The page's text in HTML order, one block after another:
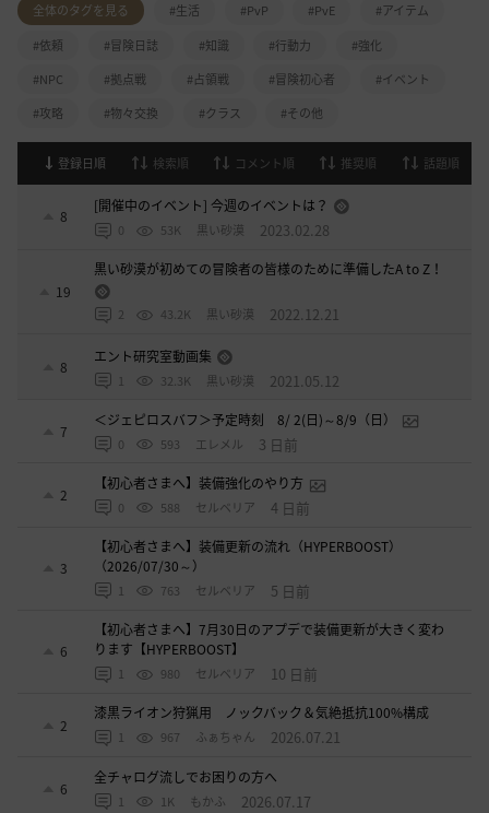
全体のタグを見る #生活 #PvP #PvE
#アイテム
#依頼
#冒険日誌 #知識 #行動力
#強化
#NPC
#拠点戦 #占領戦 #冒険初心者
#イベント
#攻略
#物々交換 #クラス #その他
登録日順 検索順 コメント順 推奨順 話題順
8
[開催中のイベント] 今週のイベントは？
0 53K 黒い砂漠 2023.02.28
19
黒い砂漠が初めての冒険者の皆様のために準備したA to Z！
2 43.2K 黒い砂漠 2022.12.21
8
エント研究室動画集
1 32.3K 黒い砂漠 2021.05.12
7
＜ジェピロスバフ＞予定時刻 8/ 2(日)～8/9（日）
0 593 エレメル 3 日前
2
【初心者さまへ】装備強化のやり方
0 588 セルベリア 4 日前
3
【初心者さまへ】装備更新の流れ（HYPERBOOST）
（2026/07/30～）
1 763 セルベリア 5 日前
6
【初心者さまへ】7月30日のアプデで装備更新が大きく変わ
ります【HYPERBOOST】
1 980 セルベリア 10 日前
2
漆黒ライオン狩猟用 ノックバック＆気絶抵抗100%構成
1 967 ふぁちゃん 2026.07.21
6
全チャログ流しでお困りの方へ
1 1K もかふ 2026.07.17